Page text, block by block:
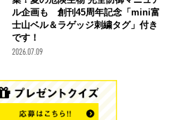
ル企画も 創刊45周年記念「mini富
士山ベル＆ラゲッジ刺繍タグ」付き
です！
2026.07.09